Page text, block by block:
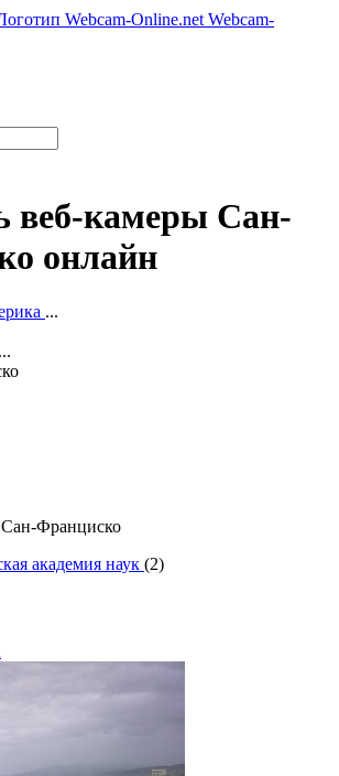
Webcam-
веб-камеры Сан-
онлайн
...
...
Франциско
академия наук (2)